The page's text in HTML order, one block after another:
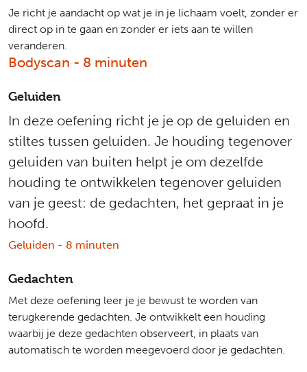
Je richt je aandacht op wat je in je lichaam voelt, zonder er
direct op in te gaan en zonder er iets aan te willen
veranderen.
Bodyscan - 8 minuten
Geluiden
In deze oefening richt je je op de geluiden en
stiltes tussen geluiden. Je houding tegenover
geluiden van buiten helpt je om dezelfde
houding te ontwikkelen tegenover geluiden
van je geest: de gedachten, het gepraat in je
hoofd.
Geluiden - 8 minuten
Gedachten
Met deze oefening leer je je bewust te worden van
terugkerende gedachten. Je ontwikkelt een houding
waarbij je deze gedachten observeert, in plaats van
automatisch te worden meegevoerd door je gedachten.